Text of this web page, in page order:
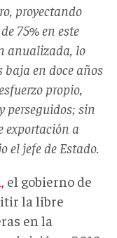
proyectando
75% en este
anualizada, lo
en doce años
propio,
perseguidos; sin
exportación a
el jefe de Estado.
, el gobierno de
la libre
en la